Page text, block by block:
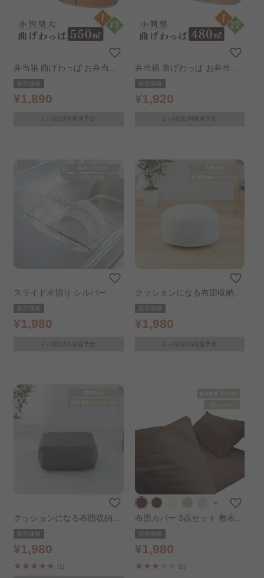
弁当箱 曲げわっぱ お弁当箱
バンド付き ナチュラル 小判
型 ノーマル
販売価格
¥1,890
1～3日以内発送予定
弁当箱 曲げわっぱ お弁当箱
バンド付き ナチュラル 小判
型 スリム
販売価格
¥1,920
1～3日以内発送予定
スライド水切り シルバー
販売価格
¥1,980
1～3日以内発送予定
クッションになる布団収納ケ
ース ラウンド 小サイズ アイ
ボリー
販売価格
¥1,980
1～3日以内発送予定
クッションになる布団収納ケ
ース スクエア 小サイズ チャ
コール
販売価格
¥1,980
(1)
＋
布団カバー 3点セット 敷布団
用 シングル ブラウン
販売価格
¥1,980
(1)